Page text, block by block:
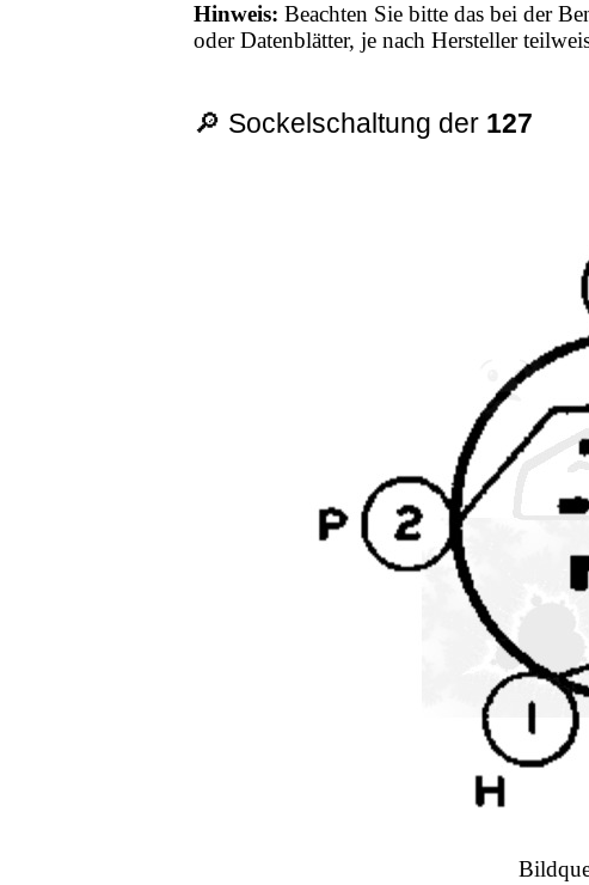
Hinweis: Beachten Sie bitte das bei der
oder Datenblätter, je nach Hersteller
🔎 Sockelschaltung der 127